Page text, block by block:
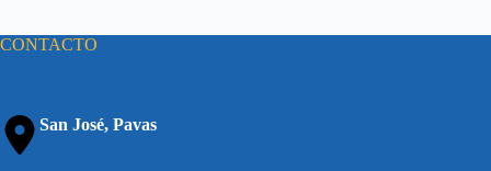
CONTACTO
San José, Pavas